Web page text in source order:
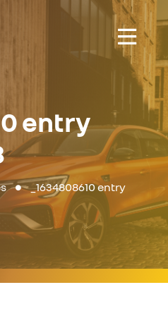
entry
_1634808610 entry